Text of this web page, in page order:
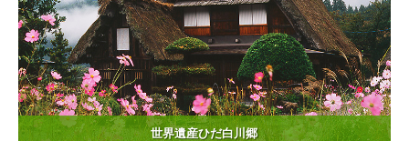
世界遺産ひだ白川郷